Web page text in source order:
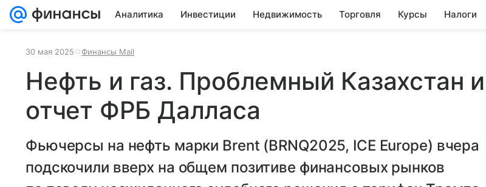
Аналитика Инвестиции Недвижимость Торговля Курсы Налоги
30 мая 2025 Финансы Mail
Нефть и газ. Проблемный Казахстан и
отчет ФРБ Далласа
Фьючерсы на нефть марки Brent (BRNQ2025, ICE Europe) вчера
подскочили вверх на общем позитиве финансовых рынков